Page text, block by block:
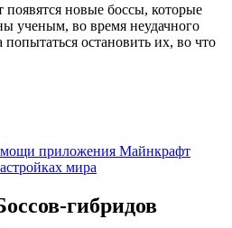
новые боссы, которые
ученым, во время неудачного
остановить их, во что
приложения Майнкрафт
мира
гибридов